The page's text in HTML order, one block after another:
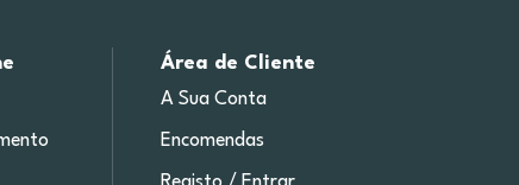
Área de Cliente
A Sua Conta
Encomendas